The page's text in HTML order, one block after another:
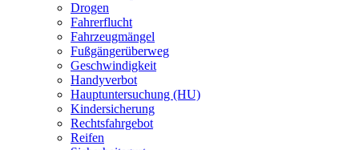
Drogen
Fahrerflucht
Fahrzeugmängel
Fußgängerüberweg
Geschwindigkeit
Handyverbot
Hauptuntersuchung (HU)
Kindersicherung
Rechtsfahrgebot
Reifen